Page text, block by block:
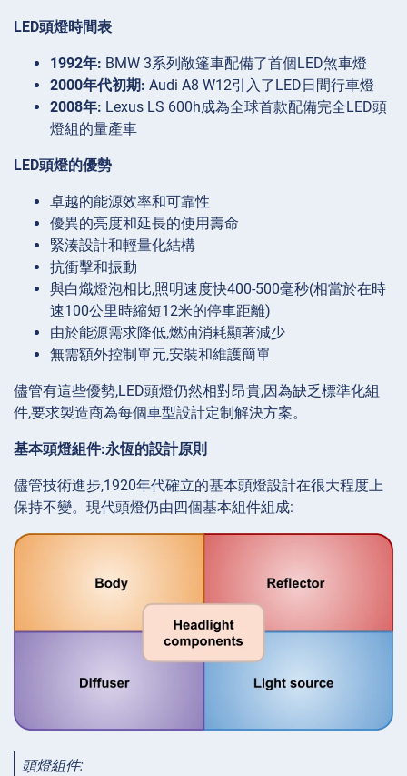
LED頭燈時間表
1992年: BMW 3系列敞篷車配備了首個LED煞車燈
2000年代初期: Audi A8 W12引入了LED日間行車燈
2008年: Lexus LS 600h成為全球首款配備完全LED頭
燈組的量產車
LED頭燈的優勢
卓越的能源效率和可靠性
優異的亮度和延長的使用壽命
緊湊設計和輕量化結構
抗衝擊和振動
與白熾燈泡相比,照明速度快400-500毫秒(相當於在時
速100公里時縮短12米的停車距離)
由於能源需求降低,燃油消耗顯著減少
無需額外控制單元,安裝和維護簡單
儘管有這些優勢,LED頭燈仍然相對昂貴,因為缺乏標準化組
件,要求製造商為每個車型設計定制解決方案。
基本頭燈組件:永恆的設計原則
儘管技術進步,1920年代確立的基本頭燈設計在很大程度上
保持不變。現代頭燈仍由四個基本組件組成:
頭燈組件: